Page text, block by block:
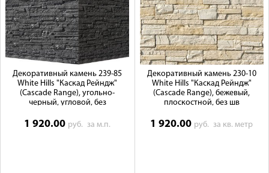
Декоративный камень 239-85
White Hills "Каскад Рейндж"
(Cascade Range), угольно-
черный, угловой, без
1 920.00 руб.за м.п.
Декоративный камень 230-10
White Hills "Каскад Рейндж"
(Cascade Range), бежевый,
плоскостной, без шв
1 920.00 руб.за кв. метр